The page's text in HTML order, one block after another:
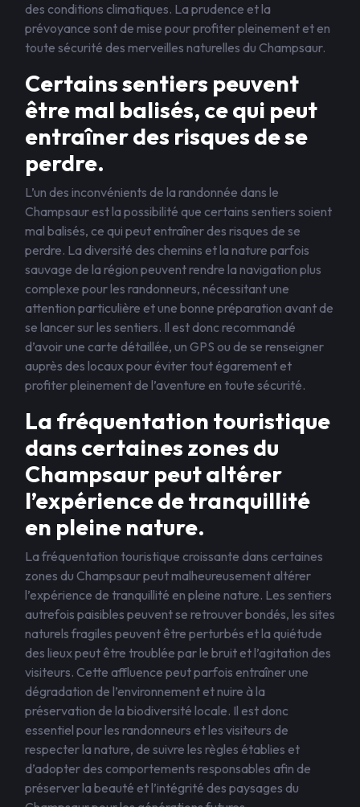
des conditions climatiques. La prudence et la
prévoyance sont de mise pour profiter pleinement et en
toute sécurité des merveilles naturelles du Champsaur.
Certains sentiers peuvent
être mal balisés, ce qui peut
entraîner des risques de se
perdre.
L’un des inconvénients de la randonnée dans le
Champsaur est la possibilité que certains sentiers soient
mal balisés, ce qui peut entraîner des risques de se
perdre. La diversité des chemins et la nature parfois
sauvage de la région peuvent rendre la navigation plus
complexe pour les randonneurs, nécessitant une
attention particulière et une bonne préparation avant de
se lancer sur les sentiers. Il est donc recommandé
d’avoir une carte détaillée, un GPS ou de se renseigner
auprès des locaux pour éviter tout égarement et
profiter pleinement de l’aventure en toute sécurité.
La fréquentation touristique
dans certaines zones du
Champsaur peut altérer
l’expérience de tranquillité
en pleine nature.
La fréquentation touristique croissante dans certaines
zones du Champsaur peut malheureusement altérer
l’expérience de tranquillité en pleine nature. Les sentiers
autrefois paisibles peuvent se retrouver bondés, les sites
naturels fragiles peuvent être perturbés et la quiétude
des lieux peut être troublée par le bruit et l’agitation des
visiteurs. Cette affluence peut parfois entraîner une
dégradation de l’environnement et nuire à la
préservation de la biodiversité locale. Il est donc
essentiel pour les randonneurs et les visiteurs de
respecter la nature, de suivre les règles établies et
d’adopter des comportements responsables afin de
préserver la beauté et l’intégrité des paysages du